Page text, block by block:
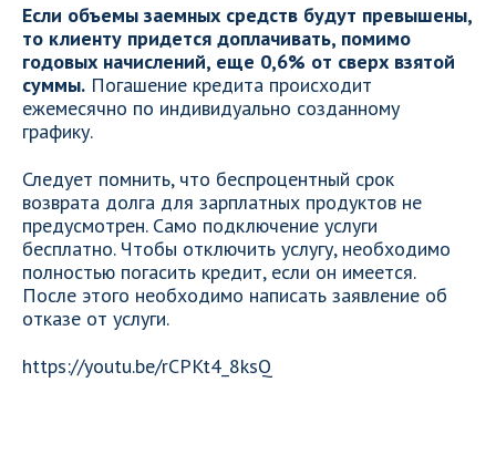
Если объемы заемных средств будут превышены,
то клиенту придется доплачивать, помимо
годовых начислений, еще 0,6% от сверх взятой
суммы. Погашение кредита происходит
ежемесячно по индивидуально созданному
графику.
Следует помнить, что беспроцентный срок
возврата долга для зарплатных продуктов не
предусмотрен. Само подключение услуги
бесплатно. Чтобы отключить услугу, необходимо
полностью погасить кредит, если он имеется.
После этого необходимо написать заявление об
отказе от услуги.
https://youtu.be/rCPKt4_8ksQ